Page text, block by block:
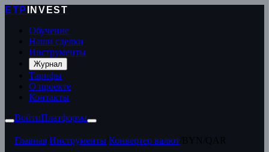
ETP
INVEST
Обучение
Наши сделки
Инструменты
Журнал
Тарифы
О проекте
Контакты
ВойтиПлатформа
Главная Инструменты Конвертер валют